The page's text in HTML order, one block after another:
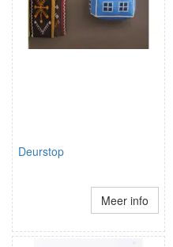
Deurstop
Meer info